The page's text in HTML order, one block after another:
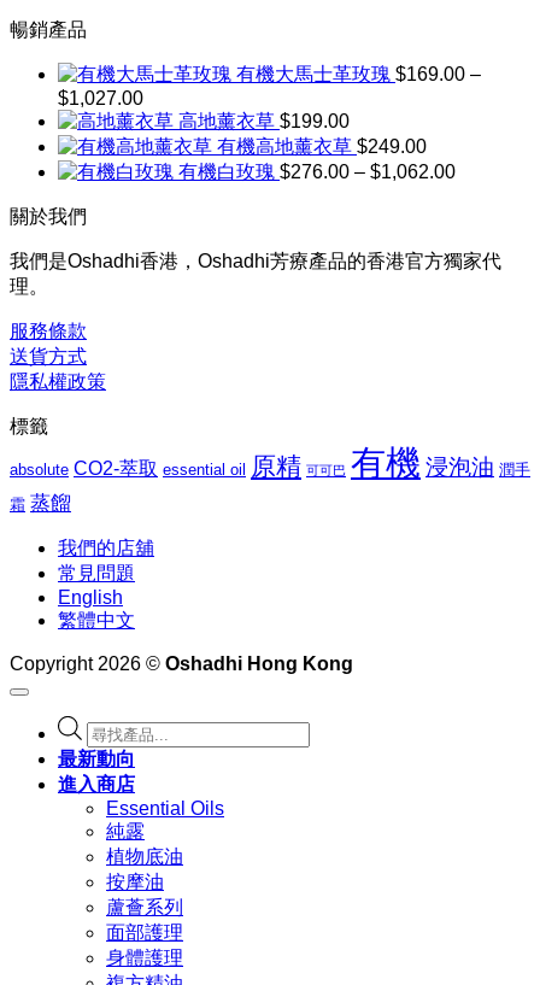
暢銷產品
有機大馬士革玫瑰 $169.00 –
$1,027.00價
格
範
圍：
高地薰衣草 $199.00
有機高地薰衣草 $249.00
有機白玫瑰 $276.00 – $1,062.00價
圍：
$276.00
關於我們
我們是Oshadhi香港，Oshadhi芳療產品的香港官方獨家代
理。
服務條款
送貨方式
隱私權政策
標籤
absolute CO2-萃取 essential oil 原精 可可巴 有機 浸泡油 潤手
霜 蒸餾
我們的店舖
常見問題
English
繁體中文
Copyright 2026 © Oshadhi Hong Kong
Products
search
最新動向
進入商店
Essential Oils
純露
植物底油
按摩油
蘆薈系列
面部護理
身體護理